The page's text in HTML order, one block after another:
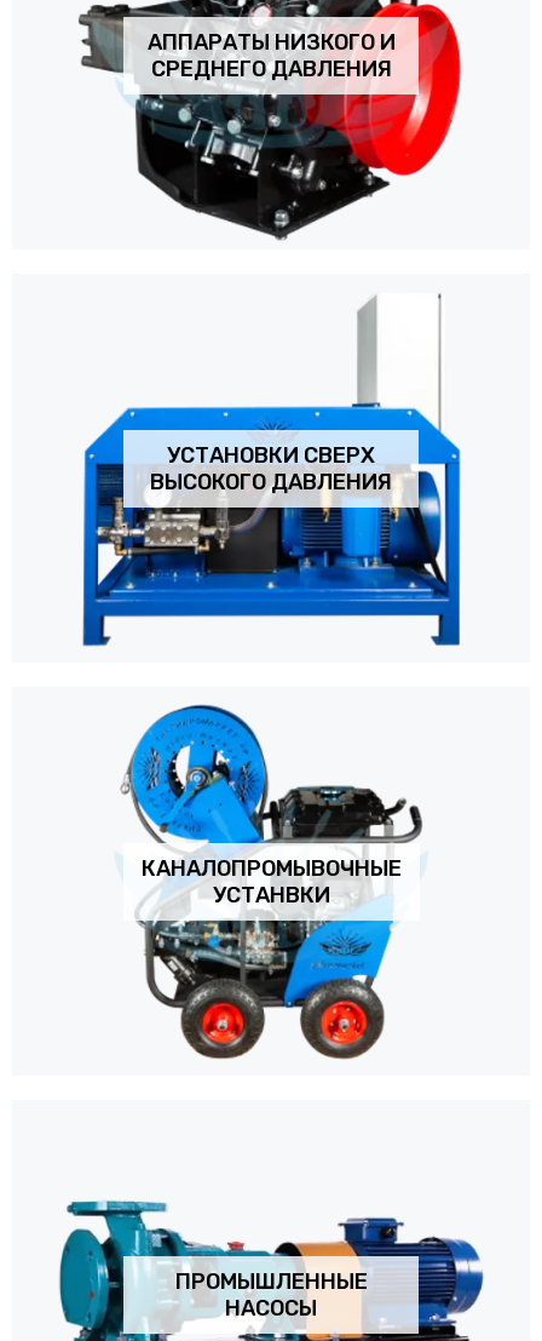
АППАРАТЫ НИЗКОГО И
СРЕДНЕГО ДАВЛЕНИЯ
УСТАНОВКИ СВЕРХ
ВЫСОКОГО ДАВЛЕНИЯ
КАНАЛОПРОМЫВОЧНЫЕ
УСТАНВКИ
ПРОМЫШЛЕННЫЕ
НАСОСЫ